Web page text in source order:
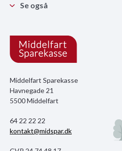
Middelfart Sparekasse
Havnegade 21
5500 Middelfart
64 22 22 22
kontakt@midspar.dk
Se også